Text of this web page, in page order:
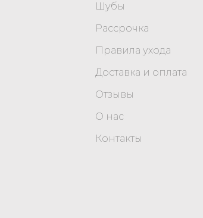
Шубы
Рассрочка
Правила ухода
Доставка и оплата
Отзывы
О нас
Контакты